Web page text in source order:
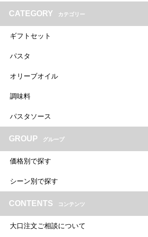
CATEGORY カテゴリー
ギフトセット
パスタ
オリーブオイル
調味料
パスタソース
GROUP グループ
価格別で探す
シーン別で探す
CONTENTS コンテンツ
大口注文ご相談について